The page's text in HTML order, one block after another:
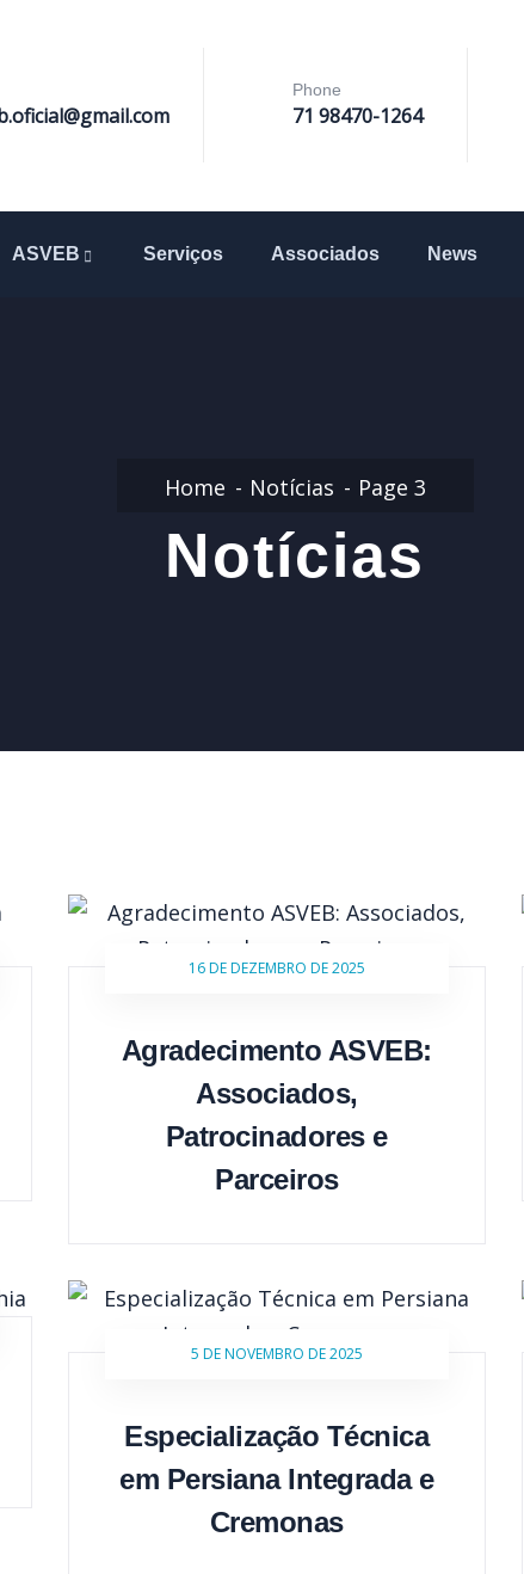
Phone
71 98470-1264
ASVEB Serviços Associados News
Home Notícias Page 3
Notícias
16 DE DEZEMBRO DE 2025
Agradecimento ASVEB:
Associados,
Patrocinadores e
Parceiros
5 DE NOVEMBRO DE 2025
Especialização Técnica
em Persiana Integrada e
Cremonas